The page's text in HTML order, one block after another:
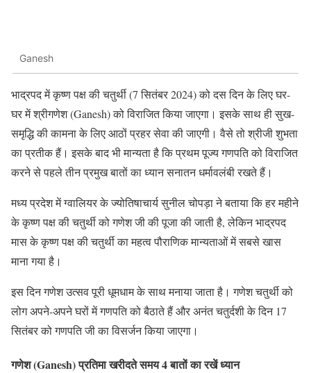
Ganesh
भाद्रपद में कृष्ण पक्ष की चतुर्थी (7 सितंबर 2024) को दस दिन के लिए घर-
घर में श्रीगणेश (Ganesh) को विराजित किया जाएगा। इसके साथ ही सुख-
समृद्धि की कामना के लिए आठों प्रहर सेवा की जाएगी। वैसे तो श्रीजी शुभता
का प्रतीक हैं। इसके बाद भी मान्यता है कि प्रथम पूज्य गणपति को विराजित
करने से पहले तीन प्रमुख बातों का ध्यान सनातन धर्मावलंबी रखते हैं।
मध्य प्रदेश में ग्वालियर के ज्योतिषाचार्य सुनील चोपड़ा ने बताया कि हर महीने
के कृष्ण पक्ष की चतुर्थी को गणेश जी की पूजा की जाती है, लेकिन भाद्रपद
मास के कृष्ण पक्ष की चतुर्थी का महत्व पौराणिक मान्यताओं में सबसे खास
माना गया है।
इस दिन गणेश उत्सव पूरी धूमधाम के साथ मनाया जाता है। गणेश चतुर्थी को
लोग अपने-अपने घरों में गणपति को बैठाते हैं और अनंत चतुर्दशी के दिन 17
सितंबर को गणपति जी का विसर्जन किया जाएगा।
गणेश (Ganesh) प्रतिमा खरीदते समय 4 बातों का रखें ध्यान